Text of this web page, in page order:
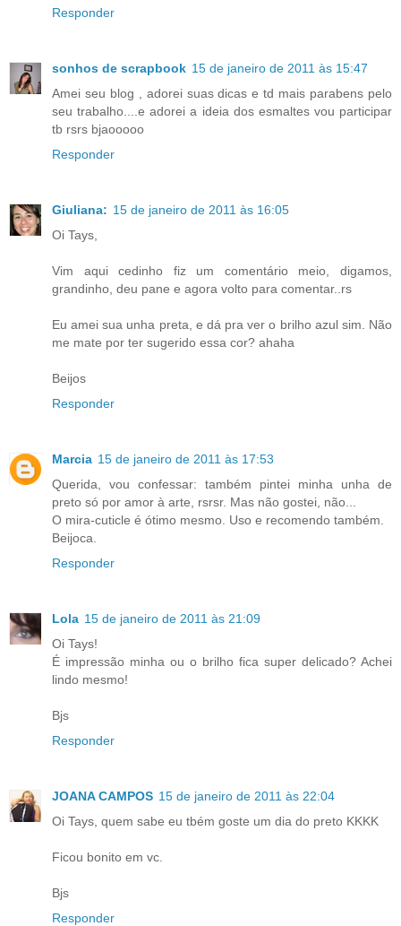
Responder
sonhos de scrapbook 15 de janeiro de 2011 às 15:47
Amei seu blog , adorei suas dicas e td mais parabens pelo
seu trabalho....e adorei a ideia dos esmaltes vou participar
tb rsrs bjaooooo
Responder
Giuliana: 15 de janeiro de 2011 às 16:05
Oi Tays,
Vim aqui cedinho fiz um comentário meio, digamos,
grandinho, deu pane e agora volto para comentar..rs
Eu amei sua unha preta, e dá pra ver o brilho azul sim. Não
me mate por ter sugerido essa cor? ahaha
Beijos
Responder
Marcia 15 de janeiro de 2011 às 17:53
Querida, vou confessar: também pintei minha unha de
preto só por amor à arte, rsrsr. Mas não gostei, não...
O mira-cuticle é ótimo mesmo. Uso e recomendo também.
Beijoca.
Responder
Lola 15 de janeiro de 2011 às 21:09
Oi Tays!
É impressão minha ou o brilho fica super delicado? Achei
lindo mesmo!
Bjs
Responder
JOANA CAMPOS 15 de janeiro de 2011 às 22:04
Oi Tays, quem sabe eu tbém goste um dia do preto KKKK
Ficou bonito em vc.
Bjs
Responder